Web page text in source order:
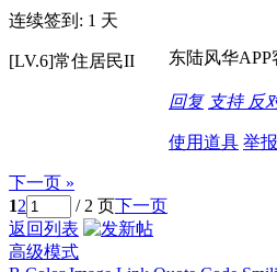
连续签到: 1 天
[LV.6]常住居民II 东陆风华APP
回复 支持 反
使用道具 举报
下一页 »
12 / 2 页下一页
返回列表
高级模式